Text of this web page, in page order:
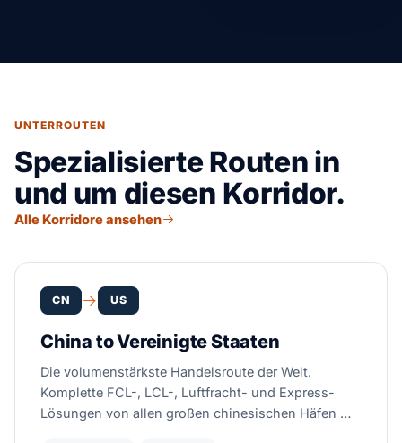
UNTERROUTEN
Spezialisierte Routen in
und um diesen Korridor.
Alle Korridore ansehen
CN US
China to Vereinigte Staaten
Die volumenstärkste Handelsroute der Welt.
Komplette FCL-, LCL-, Luftfracht- und Express-
Lösungen von allen großen chinesischen Häfen —